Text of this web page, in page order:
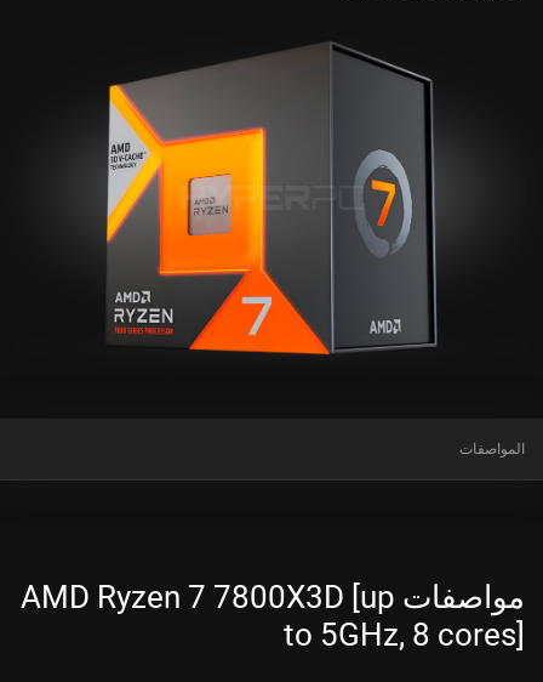
المواصفات
مواصفات AMD Ryzen 7 7800X3D [up
to 5GHz, 8 cores]